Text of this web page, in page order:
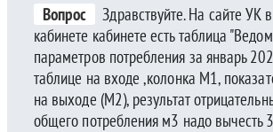
Вопрос
Здравствуйте. На сайте УК
кабинете кабинете есть таблица
параметров потребления за январь
таблице на входе ,колонка М1,
на выходе (М2), результат
общего потребления м3 надо вычесть